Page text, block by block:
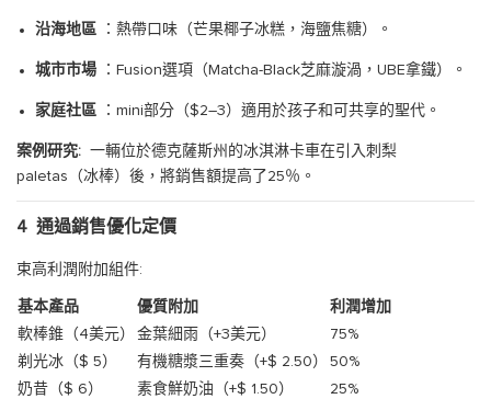
沿海地區 ：熱帶口味（芒果椰子冰糕，海鹽焦糖）。
城市市場 ：Fusion選項（Matcha-Black芝麻漩渦，UBE拿鐵）。
家庭社區 ：mini部分（$2–3）適用於孩子和可共享的聖代。
案例研究: 一輛位於德克薩斯州的冰淇淋卡車在引入刺梨
paletas（冰棒）後，將銷售額提高了25％。
4 通過銷售優化定價
束高利潤附加組件:
基本產品 優質附加
利潤增加
軟棒錐（4美元）
金葉細雨（+3美元）
75%
剃光冰（$ 5）
有機糖漿三重奏（+$ 2.50）
50%
奶昔（$ 6）
素食鮮奶油（+$ 1.50） 25%